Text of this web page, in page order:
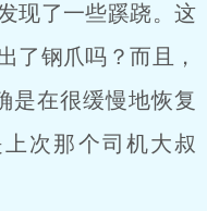
现了一些蹊跷。这
了钢爪吗？而且，
是在很缓慢地恢复
次那个司机大叔